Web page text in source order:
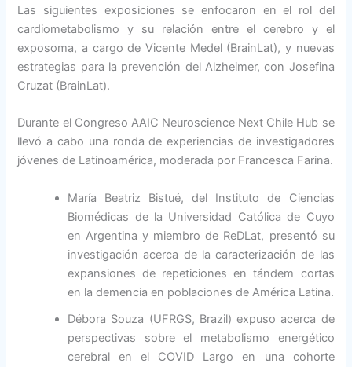
Las siguientes exposiciones se enfocaron en el rol del
cardiometabolismo y su relación entre el cerebro y el
exposoma, a cargo de Vicente Medel (BrainLat), y nuevas
estrategias para la prevención del Alzheimer, con Josefina
Cruzat (BrainLat).
Durante el Congreso AAIC Neuroscience Next Chile Hub se
llevó a cabo una ronda de experiencias de investigadores
jóvenes de Latinoamérica, moderada por Francesca Farina.
María Beatriz Bistué, del Instituto de Ciencias
Biomédicas de la Universidad Católica de Cuyo
en Argentina y miembro de ReDLat, presentó su
investigación acerca de la caracterización de las
expansiones de repeticiones en tándem cortas
en la demencia en poblaciones de América Latina.
Débora Souza (UFRGS, Brazil) expuso acerca de
perspectivas sobre el metabolismo energético
cerebral en el COVID Largo en una cohorte